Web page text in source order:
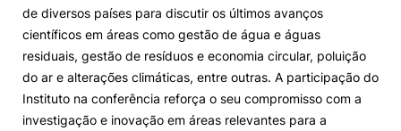
de diversos países para discutir os últimos avanços
científicos em áreas como gestão de água e águas
residuais, gestão de resíduos e economia circular, poluição
do ar e alterações climáticas, entre outras. A participação do
Instituto na conferência reforça o seu compromisso com a
investigação e inovação em áreas relevantes para a